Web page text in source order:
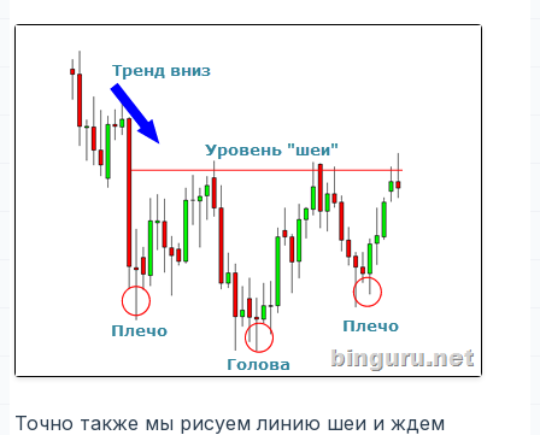
Точно также мы рисуем линию шеи и ждем